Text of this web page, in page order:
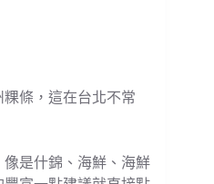
條，這在台北不常
是什錦、海鮮、海鮮